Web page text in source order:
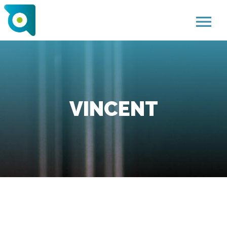
menu
VINCENT